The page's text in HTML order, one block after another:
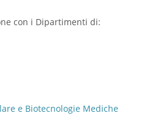
con i Dipartimenti di:
e Biotecnologie Mediche